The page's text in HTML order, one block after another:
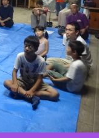
准員）